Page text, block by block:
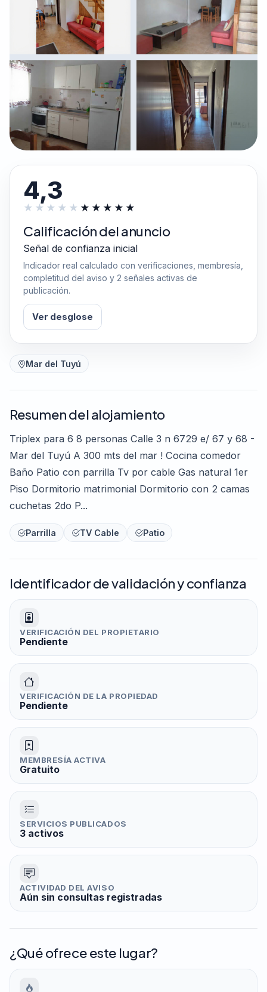
4,3
Calificación del anuncio
Señal de confianza inicial
Indicador real calculado con verificaciones, membresía,
completitud del aviso y 2 señales activas de
publicación.
Ver desglose
Mar del Tuyú
Resumen del alojamiento
Triplex para 6 8 personas Calle 3 n 6729 e/ 67 y 68 -
Mar del Tuyú A 300 mts del mar ! Cocina comedor
Baño Patio con parrilla Tv por cable Gas natural 1er
Piso Dormitorio matrimonial Dormitorio con 2 camas
cuchetas 2do P...
Parrilla TV Cable Patio
Identificador de validación y confianza
VERIFICACIÓN DEL PROPIETARIO
Pendiente
VERIFICACIÓN DE LA PROPIEDAD
Pendiente
MEMBRESÍA ACTIVA
Gratuito
SERVICIOS PUBLICADOS
3 activos
ACTIVIDAD DEL AVISO
Aún sin consultas registradas
¿Qué ofrece este lugar?